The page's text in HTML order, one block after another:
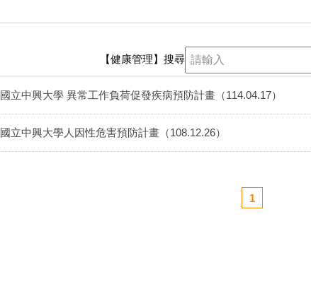
【健康管理】 搜尋
國立中興大學 異常工作負荷促發疾病預防計畫（114.04.17）
國立中興大學人因性危害預防計畫（108.12.26）
1